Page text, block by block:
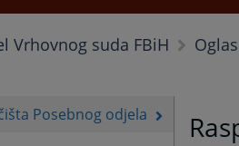
Vrhovnog suda FBiH
Posebnog odjela